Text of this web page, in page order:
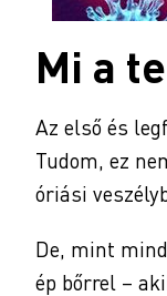
Mi a
Az első és
Tudom, ez
óriási
De, mint
ép bőrrel –